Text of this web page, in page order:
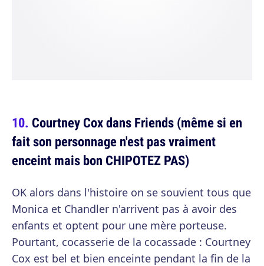
Courtney Cox dans Friends (même si en
fait son personnage n'est pas vraiment
enceint mais bon CHIPOTEZ PAS)
OK alors dans l'histoire on se souvient tous que
Monica et Chandler n'arrivent pas à avoir des
enfants et optent pour une mère porteuse.
Pourtant, cocasserie de la cocassade : Courtney
Cox est bel et bien enceinte pendant la fin de la